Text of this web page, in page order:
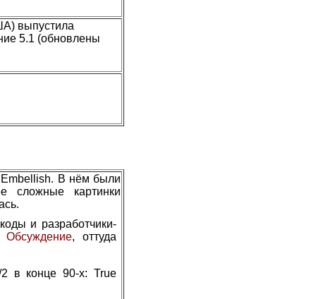
выпустила
5.1 (обновлены
Embellish. В нём были
сложные картинки
и разработчики-
Обсуждение, оттуда
2 в конце 90-х: True